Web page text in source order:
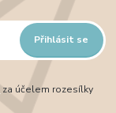
Přihlásit se
za účelem rozesílky